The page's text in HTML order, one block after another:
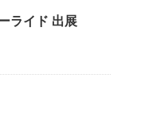
ライド 出展